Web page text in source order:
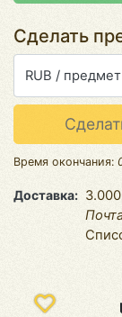
Сделать
RUB / предмет
Время окончания:
Доставка